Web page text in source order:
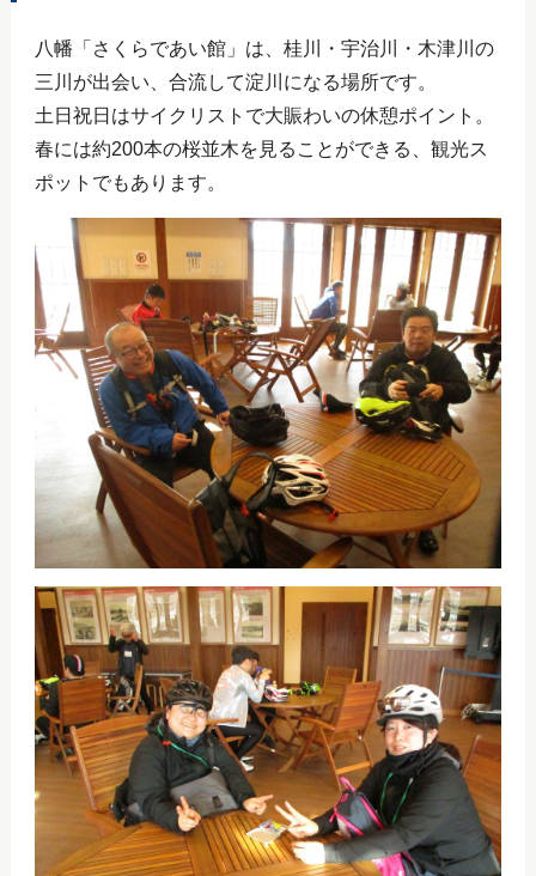
八幡「さくらであい館」は、桂川・宇治川・木津川の
三川が出会い、合流して淀川になる場所です。
土日祝日はサイクリストで大賑わいの休憩ポイント。
春には約200本の桜並木を見ることができる、観光ス
ポットでもあります。